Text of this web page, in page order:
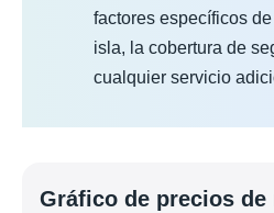
factores específicos
isla, la cobertura de
cualquier servicio
Gráfico de precios de